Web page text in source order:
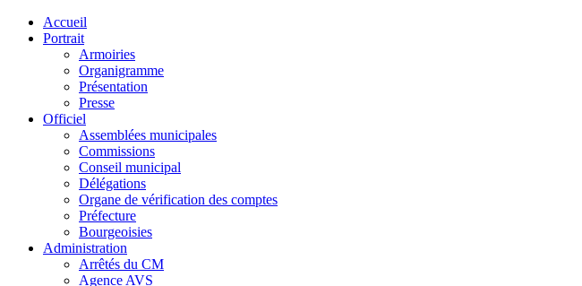
Accueil
Portrait
Armoiries
Organigramme
Présentation
Presse
Officiel
Assemblées municipales
Commissions
Conseil municipal
Délégations
Organe de vérification des comptes
Préfecture
Bourgeoisies
Administration
Arrêtés du CM
Agence AVS